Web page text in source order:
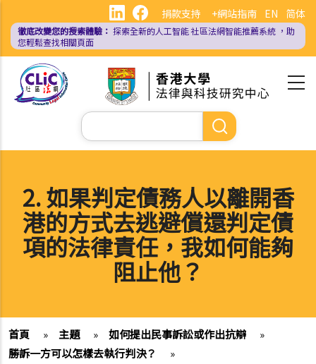
內
EN 简体
捐款支持 +網站指南
徹底改變您的搜索體驗： 探索全新的人工智能社區法網智能推薦系統 ，助
您輕鬆查找相關頁面
Search
2. 如果判定債務人以離開香
港的方式去逃避償還判定債
項的法律責任，我如何能夠
阻止他？
首頁 » 主題 » 如何提出民事訴訟或作出抗辯
»
勝訴一方可以怎樣去執行判決？
»